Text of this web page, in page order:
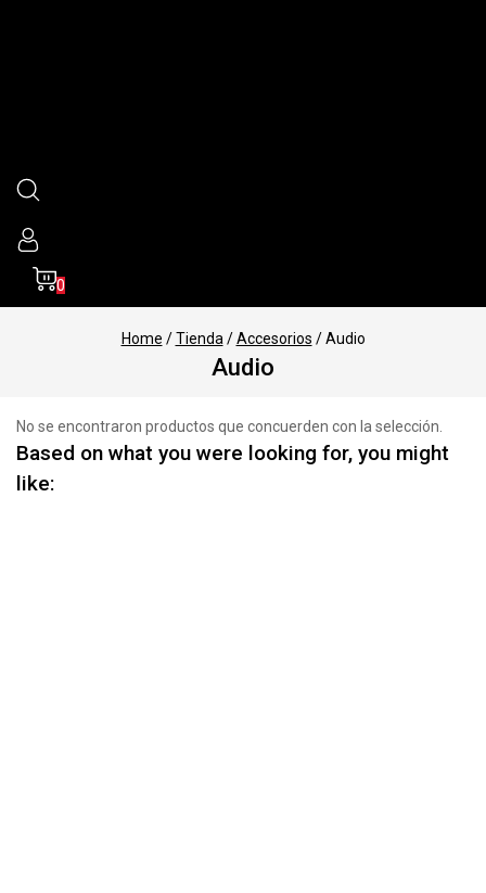
0
Home / Tienda / Accesorios / Audio
Audio
No se encontraron productos que concuerden con la selección.
Based on what you were looking for, you might
like: